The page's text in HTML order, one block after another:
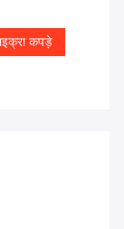
कपड़े